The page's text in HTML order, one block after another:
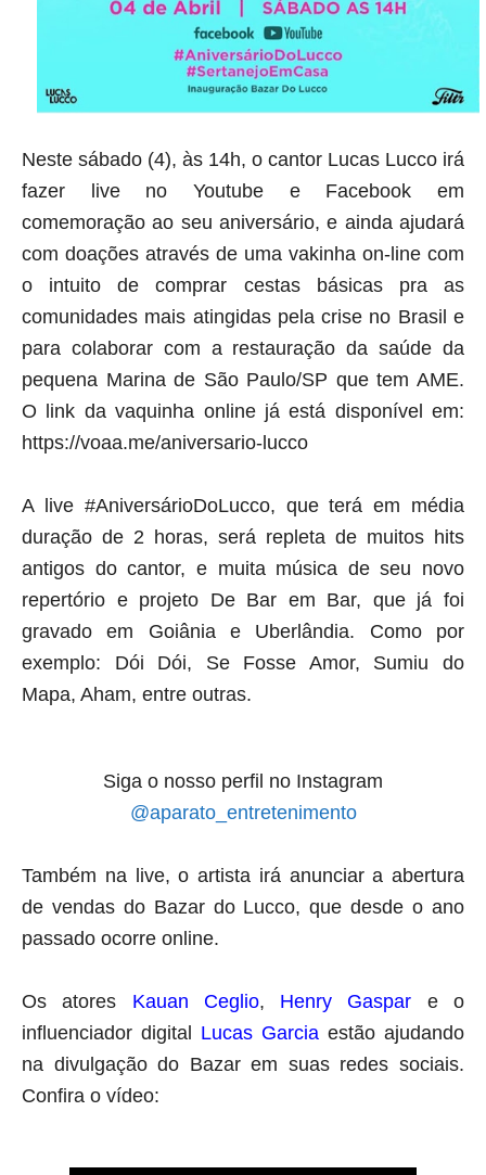
Neste sábado (4), às 14h, o cantor Lucas Lucco irá
fazer live no Youtube e Facebook em
comemoração ao seu aniversário, e ainda ajudará
com doações através de uma vakinha on-line com
o intuito de comprar cestas básicas pra as
comunidades mais atingidas pela crise no Brasil e
para colaborar com a restauração da saúde da
pequena Marina de São Paulo/SP que tem AME.
O link da vaquinha online já está disponível em:
https://voaa.me/aniversario-lucco
A live #AniversárioDoLucco, que terá em média
duração de 2 horas, será repleta de muitos hits
antigos do cantor, e muita música de seu novo
repertório e projeto De Bar em Bar, que já foi
gravado em Goiânia e Uberlândia. Como por
exemplo: Dói Dói, Se Fosse Amor, Sumiu do
Mapa, Aham, entre outras.
Siga o nosso perfil no Instagram
@aparato_entretenimento
Também na live, o artista irá anunciar a abertura
de vendas do Bazar do Lucco, que desde o ano
passado ocorre online.
Os atores Kauan Ceglio, Henry Gaspar e o
influenciador digital Lucas Garcia estão ajudando
na divulgação do Bazar em suas redes sociais.
Confira o vídeo: